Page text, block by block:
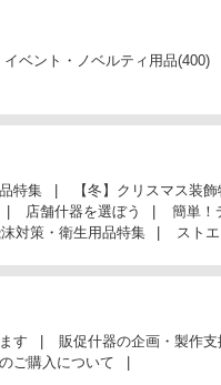
イベント・ノベルティ用品(400)
特集 【冬】クリスマス装
店舗什器を選ぼう
簡単！
対策・衛生用品特集 スト
す 販促什器の企画・製作支
ご購入について